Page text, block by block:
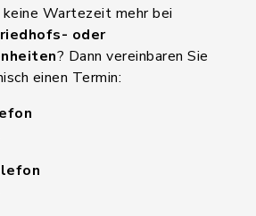
Wartezeit mehr bei
oder
? Dann vereinbaren Sie
einen Termin: